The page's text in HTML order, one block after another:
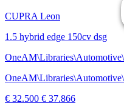
CUPRA Leon
1.5 hybrid edge 150cv dsg
€ 32.500 € 37.866